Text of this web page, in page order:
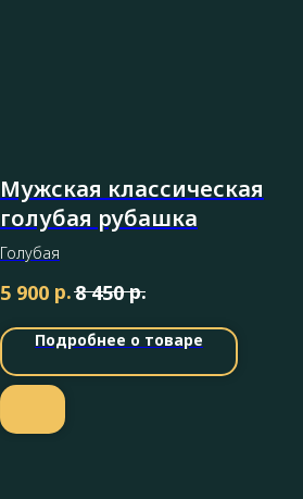
Мужская классическая
голубая рубашка
Голубая
5 900 р.8 450 р.
Подробнее о товаре